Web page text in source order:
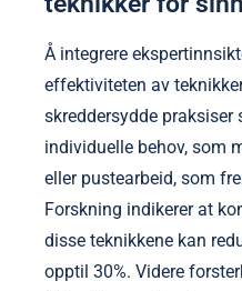
Å integrere
effektiviteten av
skreddersydde praksiser
individuelle behov, som
eller pustearbeid, som
Forskning indikerer at
disse teknikkene kan
opptil 30%. Videre